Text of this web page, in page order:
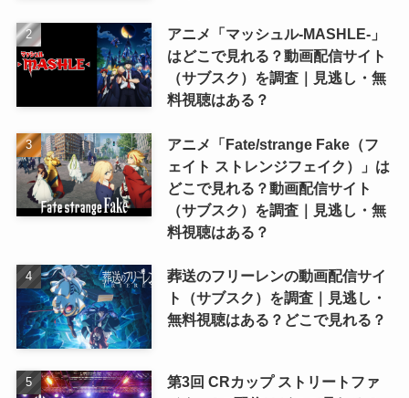
アニメ「マッシュル-MASHLE-」
はどこで見れる？動画配信サイト
（サブスク）を調査｜見逃し・無
料視聴はある？
アニメ「Fate/strange Fake（フ
ェイト ストレンジフェイク）」は
どこで見れる？動画配信サイト
（サブスク）を調査｜見逃し・無
料視聴はある？
葬送のフリーレンの動画配信サイ
ト（サブスク）を調査｜見逃し・
無料視聴はある？どこで見れる？
第3回 CRカップ ストリートファ